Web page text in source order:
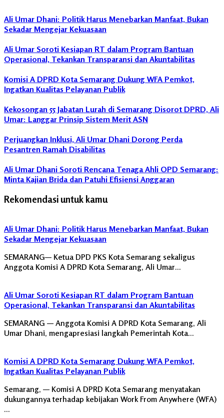
PKS
Fraksi
PKS
DPRD
Semarang
Komisi
Penyederhanaan
Administrasi
Ali Umar Dhani: Politik Harus Menebarkan Manfaat, Bukan
Sekadar Mengejar Kekuasaan
Ali Umar Soroti Kesiapan RT dalam Program Bantuan
Operasional, Tekankan Transparansi dan Akuntabilitas
Komisi A DPRD Kota Semarang Dukung WFA Pemkot,
Ingatkan Kualitas Pelayanan Publik
Kekosongan 55 Jabatan Lurah di Semarang Disorot DPRD, Ali
Umar: Langgar Prinsip Sistem Merit ASN
Perjuangkan Inklusi, Ali Umar Dhani Dorong Perda
Pesantren Ramah Disabilitas
Ali Umar Dhani Soroti Rencana Tenaga Ahli OPD Semarang:
Minta Kajian Brida dan Patuhi Efisiensi Anggaran
Rekomendasi untuk kamu
Ali Umar Dhani: Politik Harus Menebarkan Manfaat, Bukan
Sekadar Mengejar Kekuasaan
SEMARANG— Ketua DPD PKS Kota Semarang sekaligus
Anggota Komisi A DPRD Kota Semarang, Ali Umar…
Ali Umar Soroti Kesiapan RT dalam Program Bantuan
Operasional, Tekankan Transparansi dan Akuntabilitas
SEMARANG — Anggota Komisi A DPRD Kota Semarang, Ali
Umar Dhani, mengapresiasi langkah Pemerintah Kota…
Komisi A DPRD Kota Semarang Dukung WFA Pemkot,
Ingatkan Kualitas Pelayanan Publik
Semarang, — Komisi A DPRD Kota Semarang menyatakan
dukungannya terhadap kebijakan Work From Anywhere (WFA)
…